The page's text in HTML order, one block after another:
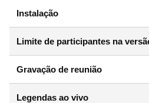
Instalação
Limite de participantes na
Gravação de reunião
Legendas ao vivo